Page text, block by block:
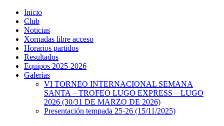
Inicio
Club
Noticias
Xornadas libre acceso
Horarios partidos
Resultados
Equipos 2025-2026
Galerías
VI TORNEO INTERNACIONAL SEMANA
SANTA – TROFEO LUGO EXPRESS – LUGO
2026 (30/31 DE MARZO DE 2026)
Presentación tempada 25-26 (15/11/2025)